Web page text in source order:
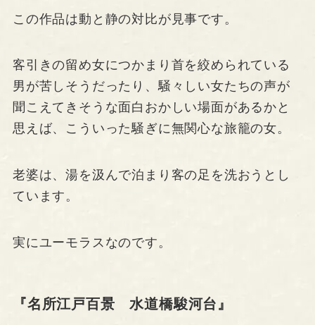
この作品は動と静の対比が見事です。
客引きの留め女につかまり首を絞められている
男が苦しそうだったり、騒々しい女たちの声が
聞こえてきそうな面白おかしい場面があるかと
思えば、こういった騒ぎに無関心な旅籠の女。
老婆は、湯を汲んで泊まり客の足を洗おうとし
ています。
実にユーモラスなのです。
『名所江戸百景 水道橋駿河台』